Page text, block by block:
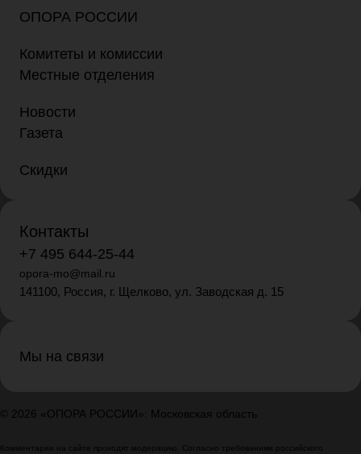
ОПОРА РОССИИ
Комитеты и комиссии
Местные отделения
Новости
Газета
Скидки
Контакты
+7 495 644-25-44
opora-mo@mail.ru
141100, Россия, г. Щелково, ул. Заводская д. 15
Мы на связи
© 2026 «ОПОРА РОССИИ»: Московская область
Комментарии на сайте проходят модерацию. Согласно требованиям российского